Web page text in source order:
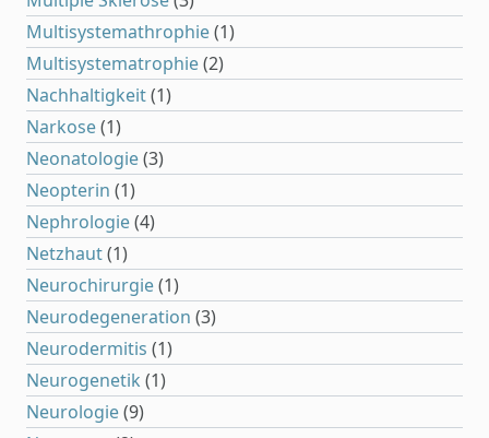
Multisystemathrophie(1)
Multisystematrophie(2)
Nachhaltigkeit(1)
Narkose(1)
Neonatologie(3)
Neopterin (1)
Nephrologie(4)
Netzhaut(1)
Neurochirurgie(1)
Neurodegeneration (3)
Neurodermitis (1)
Neurogenetik (1)
Neurologie(9)